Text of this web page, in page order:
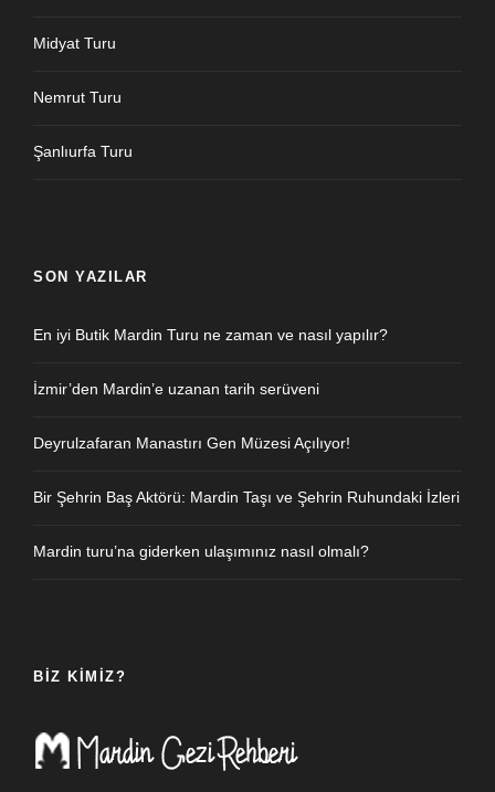
Midyat Turu
Nemrut Turu
Şanlıurfa Turu
SON YAZILAR
En iyi Butik Mardin Turu ne zaman ve nasıl yapılır?
İzmir’den Mardin’e uzanan tarih serüveni
Deyrulzafaran Manastırı Gen Müzesi Açılıyor!
Bir Şehrin Baş Aktörü: Mardin Taşı ve Şehrin Ruhundaki İzleri
Mardin turu’na giderken ulaşımınız nasıl olmalı?
BIZ KIMIZ?